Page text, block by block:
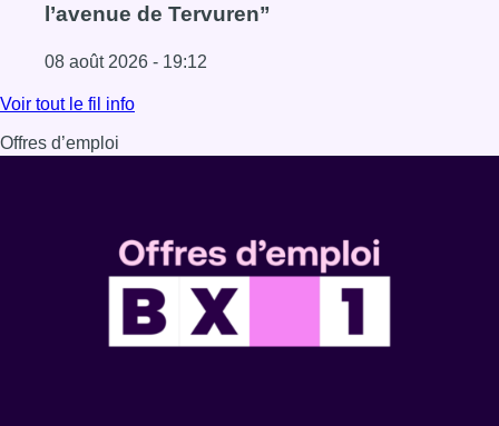
l’avenue de Tervuren”
08 août 2026 - 19:12
Lire l'article Marathon de contrôles de vitesse ce week-
Voir tout le fil info
Offres d’emploi